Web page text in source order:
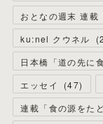
おとなの週末 連載
ku:nel クウネル
(2
日本橋「道の先に
エッセイ
(47)
連載「食の源をた